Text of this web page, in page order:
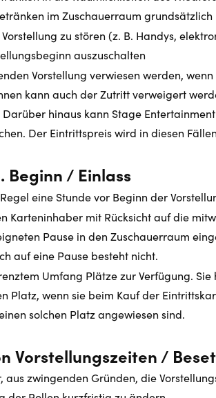
im Zuschauerraum
zu stören (z. B. Handys,
auszuschalten
Vorstellung verwiesen werden,
kann auch der Zutritt verweigert
hinaus kann Stage
Der Eintrittspreis wird in diesen
Beginn / Einlass
eine Stunde vor Beginn der
Karteninhaber mit Rücksicht auf die
Pause in den Zuschauerraum
auf eine Pause besteht nicht.
Umfang Plätze zur Verfügung.
Platz, wenn sie beim Kauf der
solchen Platz angewiesen sind.
Vorstellungszeiten /
zwingenden Gründen, die